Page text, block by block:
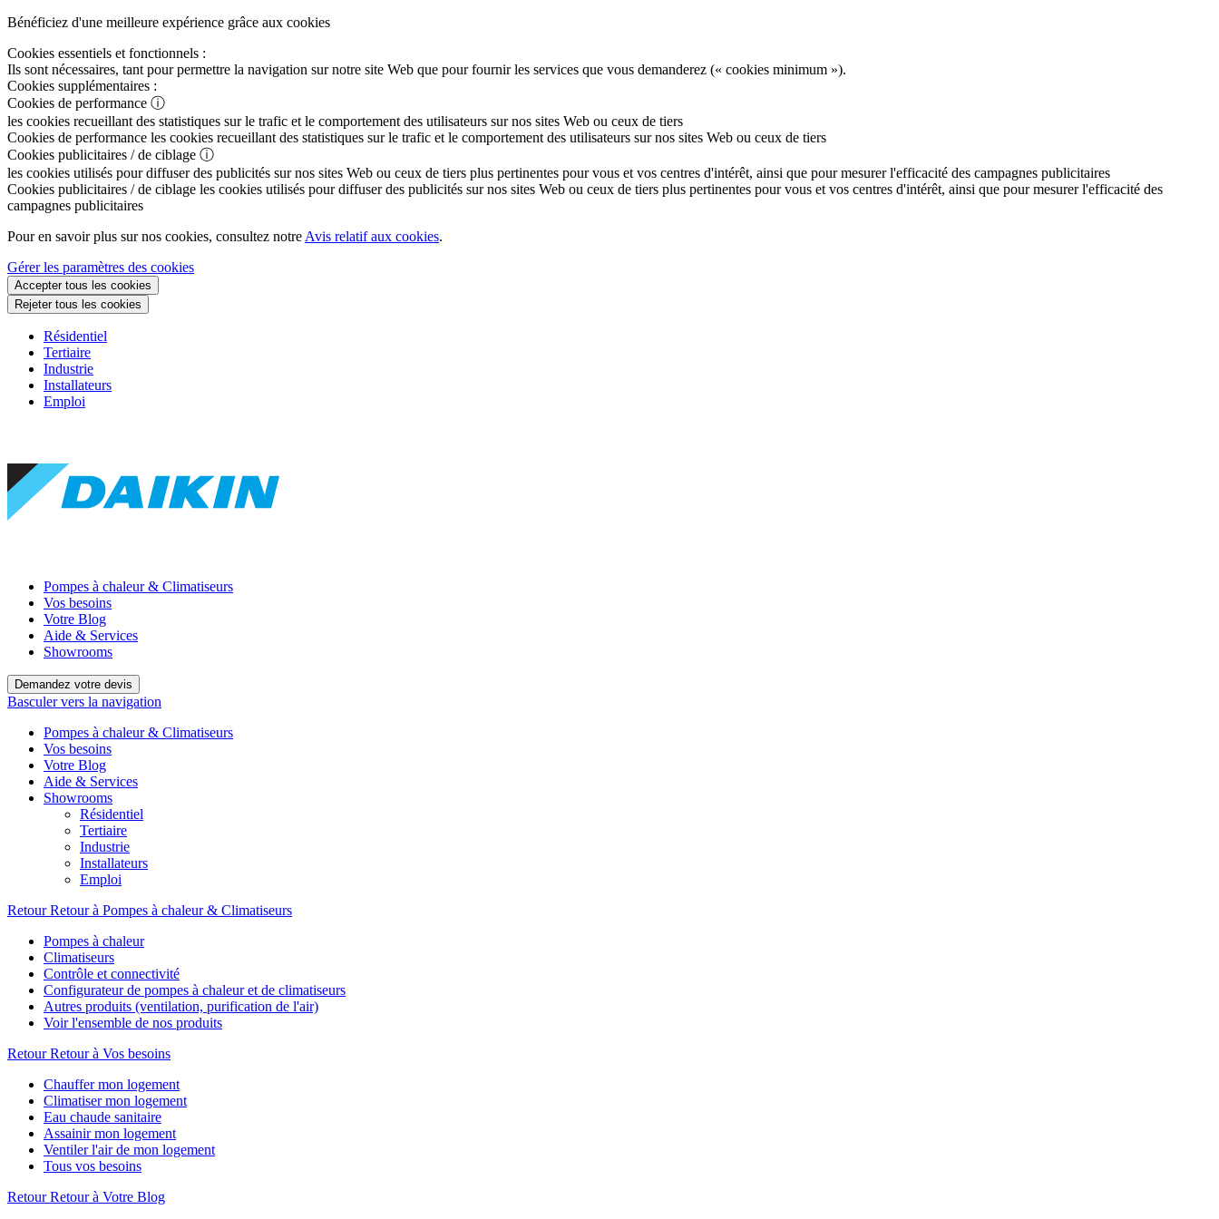
Bénéficiez d'une meilleure expérience grâce aux cookies
Cookies essentiels et fonctionnels :
Ils sont nécessaires, tant pour permettre la navigation sur notre site Web que pour fournir les services que vous demanderez (« cookies minimum »).
Cookies supplémentaires :
Cookies de performance ⓘ
les cookies recueillant des statistiques sur le trafic et le comportement des utilisateurs sur nos sites Web ou ceux de tiers
Cookies de performance les cookies recueillant des statistiques sur le trafic et le comportement des utilisateurs sur nos sites Web ou ceux de tiers
Cookies publicitaires / de ciblage ⓘ
les cookies utilisés pour diffuser des publicités sur nos sites Web ou ceux de tiers plus pertinentes pour vous et vos centres d'intérêt, ainsi que pour mesurer l'efficacité des campagnes publicitaires
Cookies publicitaires / de ciblage les cookies utilisés pour diffuser des publicités sur nos sites Web ou ceux de tiers plus pertinentes pour vous et vos centres d'intérêt, ainsi que pour mesurer l'efficacité des
campagnes publicitaires
Pour en savoir plus sur nos cookies, consultez notre Avis relatif aux cookies.
Gérer les paramètres des cookies
Accepter tous les cookies
Rejeter tous les cookies
Résidentiel
Tertiaire
Industrie
Installateurs
Emploi
Pompes à chaleur & Climatiseurs
Vos besoins
Votre Blog
Aide & Services
Showrooms
Demandez votre devis
Basculer vers la navigation
Pompes à chaleur & Climatiseurs
Vos besoins
Votre Blog
Aide & Services
Showrooms
Résidentiel
Tertiaire
Industrie
Installateurs
Emploi
Retour Retour à Pompes à chaleur & Climatiseurs
Pompes à chaleur
Climatiseurs
Contrôle et connectivité
Configurateur de pompes à chaleur et de climatiseurs
Autres produits (ventilation, purification de l'air)
Voir l'ensemble de nos produits
Retour Retour à Vos besoins
Chauffer mon logement
Climatiser mon logement
Eau chaude sanitaire
Assainir mon logement
Ventiler l'air de mon logement
Tous vos besoins
Retour Retour à Votre Blog